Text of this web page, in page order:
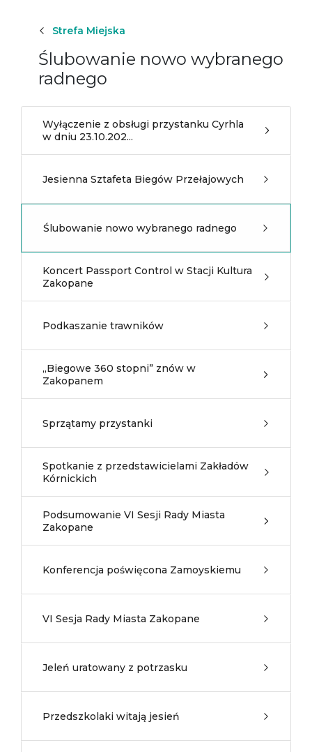
Strefa Miejska
Ślubowanie nowo wybranego
radnego
Wyłączenie z obsługi przystanku Cyrhla
w dniu 23.10.202...
Jesienna Sztafeta Biegów Przełajowych
Ślubowanie nowo wybranego radnego
Koncert Passport Control w Stacji Kultura
Zakopane
Podkaszanie trawników
„Biegowe 360 stopni” znów w
Zakopanem
Sprzątamy przystanki
Spotkanie z przedstawicielami Zakładów
Kórnickich
Podsumowanie VI Sesji Rady Miasta
Zakopane
Konferencja poświęcona Zamoyskiemu
VI Sesja Rady Miasta Zakopane
Jeleń uratowany z potrzasku
Przedszkolaki witają jesień